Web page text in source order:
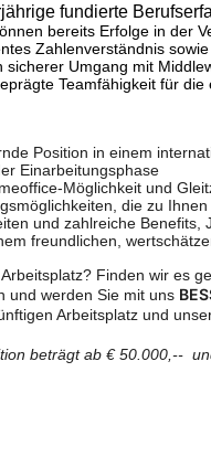
fundierte
bereits Erfolge in der
Zahlenverständnis
sicherer Umgang mit
Teamfähigkeit für
Position in einem
Einarbeitungsphase
Möglichkeit und
die zu Ihnen
und zahlreiche Benefits,
freundlichen,
Finden wir es
und werden Sie mit uns
Arbeitsplatz und
beträgt ab € 50.000,--